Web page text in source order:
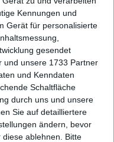
Kennungen und
Gerät für personalisierte
gesendet
und unsere 1733 Partner
und Kenndaten
Schaltfläche
durch uns und unsere
Sie auf detailliertere
ändern, bevor
ablehnen.
Bitte
drinks
wins the point
against
Watch on X